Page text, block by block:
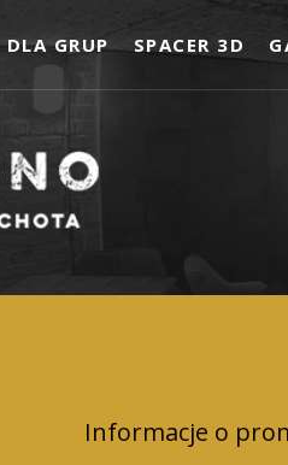
DLA GRUP SPACER 3D
Informacje o